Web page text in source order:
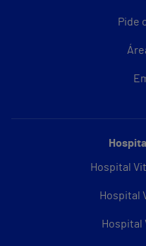
Pide
Hospital
Hospital
Hospital